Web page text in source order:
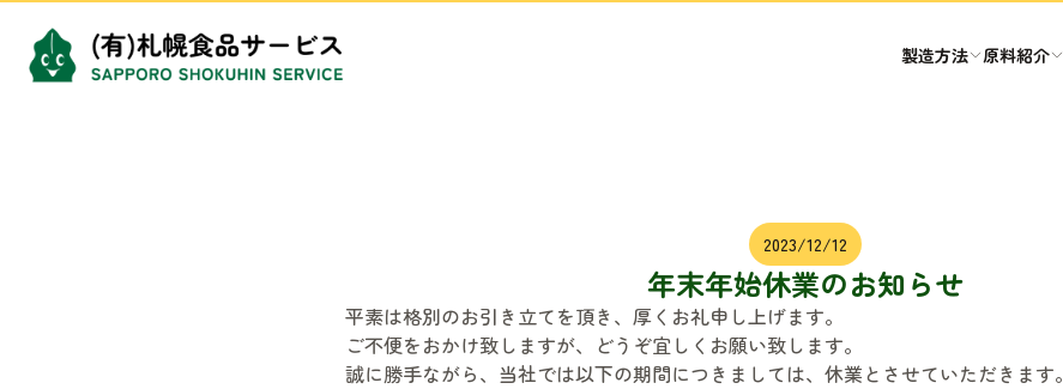
製造方法 原料紹介
2023/12/12
年末年始休業のお知らせ
平素は格別のお引き立てを頂き、厚くお礼申し上げます。
ご不便をおかけ致しますが、どうぞ宜しくお願い致します。
誠に勝手ながら、当社では以下の期間につきましては、休業とさせていただきます。